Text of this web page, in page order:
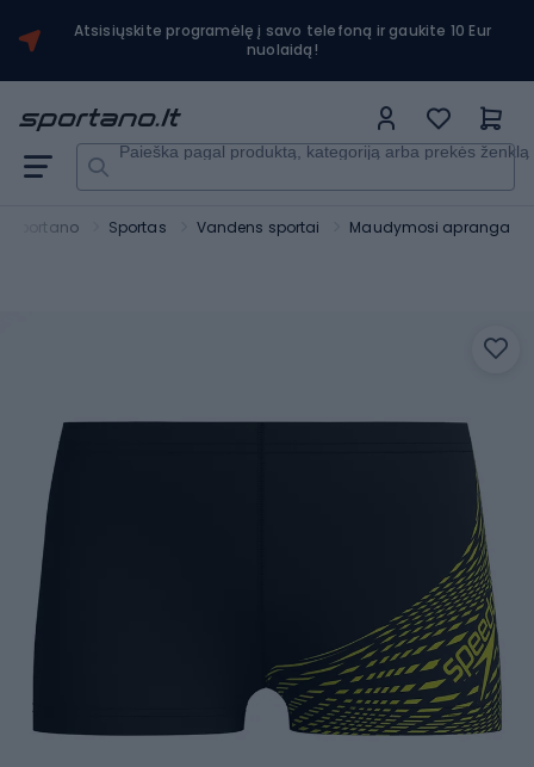
Atsisiųskite programėlę į savo telefoną ir gaukite 10 Eur
nuolaidą!
Paieška pagal produktą, kategoriją arba prekės ženklą
Sportano Sportas Vandens sportai Maudymosi apranga